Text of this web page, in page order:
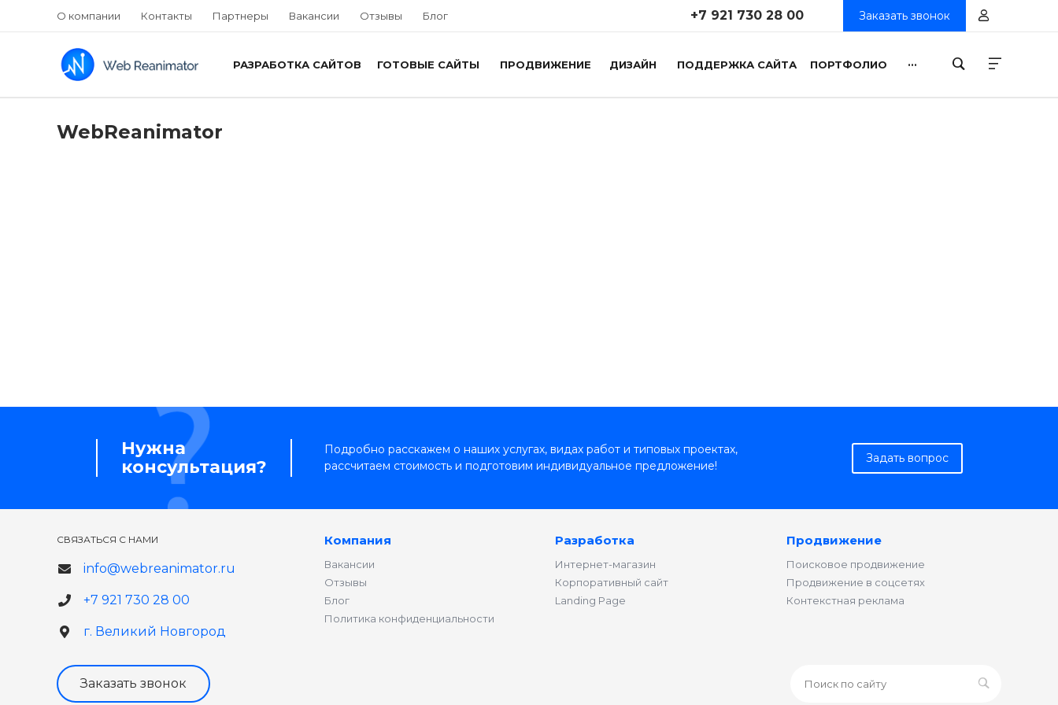
О компании Контакты Партнеры Вакансии Отзывы Блог +7 921 730 28 00 Заказать звонок
РАЗРАБОТКА САЙТОВ ГОТОВЫЕ САЙТЫ ПРОДВИЖЕНИЕ ДИЗАЙН ПОДДЕРЖКА САЙТА ПОРТФОЛИО ...
WebReanimator
Нужна
консультация?
Подробно расскажем о наших услугах, видах работ и типовых проектах,
рассчитаем стоимость и подготовим индивидуальное предложение!
Задать вопрос
СВЯЗАТЬСЯ С НАМИ
info@webreanimator.ru
+7 921 730 28 00
г. Великий Новгород
Компания
Вакансии
Отзывы
Блог
Политика конфиденциальности
Разработка
Интернет-магазин
Корпоративный сайт
Landing Page
Продвижение
Поисковое продвижение
Продвижение в соцсетях
Контекстная реклама
Заказать звонок